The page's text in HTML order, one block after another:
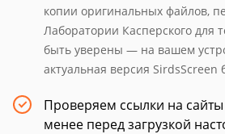
копии оригинальных файлов,
Лаборатории Касперского для
быть уверены — на вашем
актуальная версия SirdsScreen
Проверяем ссылки на
менее перед загрузкой